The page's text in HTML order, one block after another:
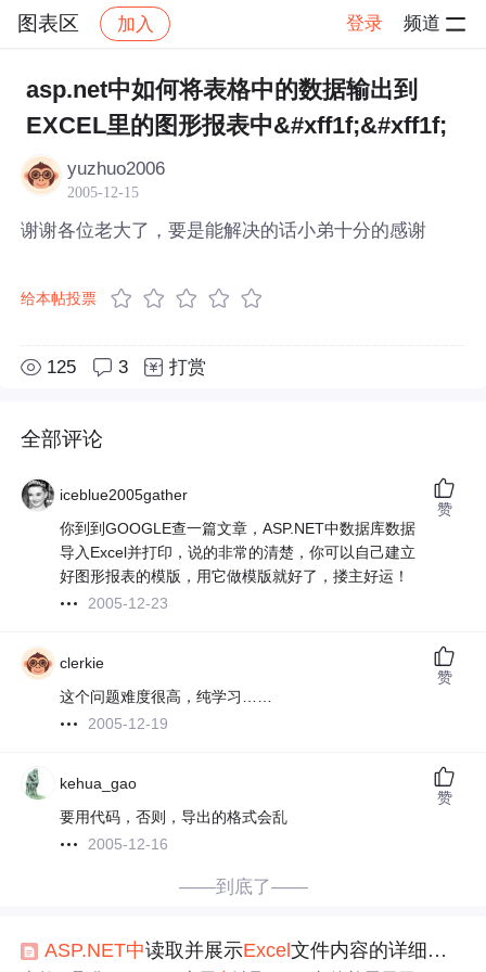
图表区 加入 登录 频道
图表区 帖子详情
asp.net中如何将表格中的数据输出到
EXCEL里的图形报表中&#xff1f;&#xff1f;
yuzhuo2006
2005-12-15
谢谢各位老大了，要是能解决的话小弟十分的感谢
给本帖投票
125 3 打赏
全部评论
iceblue2005gather
你到到GOOGLE查一篇文章，ASP.NET中数据库数据
导入Excel并打印，说的非常的清楚，你可以自己建立
好图形报表的模版，用它做模版就好了，搂主好运！
2005-12-23
赞
clerkie
这个问题难度很高，纯学习……
2005-12-19
赞
kehua_gao
要用代码，否则，导出的格式会乱
2005-12-16
赞
——到底了——
ASP.NET中读取并展示Excel文件内容的详细教程